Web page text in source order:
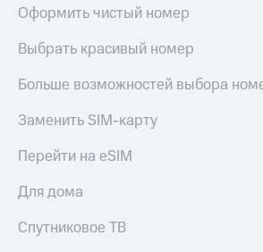
Оформить чистый номер
Выбрать красивый номер
Больше возможностей выбора
Заменить SIM-карту
Перейти на eSIM
Для дома
Спутниковое ТВ